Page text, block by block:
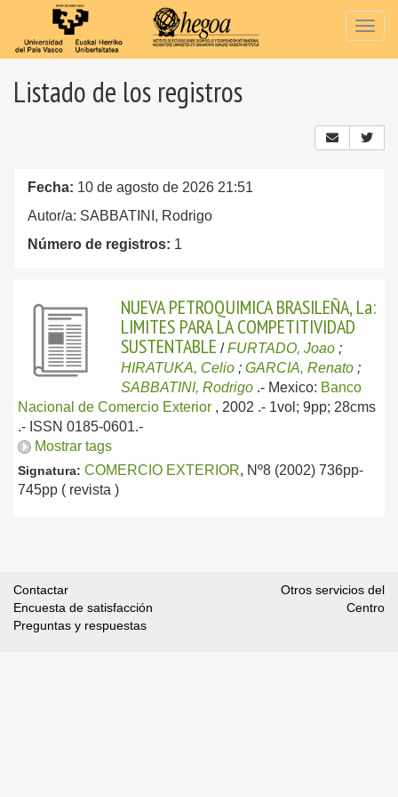
Listado de los registros
Fecha: 10 de agosto de 2026 21:51
Autor/a: SABBATINI, Rodrigo
Número de registros: 1
NUEVA PETROQUIMICA BRASILEÑA, La:
LIMITES PARA LA COMPETITIVIDAD
SUSTENTABLE /FURTADO, Joao ;
HIRATUKA, Celio ; GARCIA, Renato ;
SABBATINI, Rodrigo .- Mexico: Banco
Nacional de Comercio Exterior , 2002 .- 1vol; 9pp; 28cms
.- ISSN 0185-0601.-
Mostrar tags
Signatura: COMERCIO EXTERIOR, Nº8 (2002) 736pp-
745pp ( revista )
Contactar
Encuesta de satisfacción
Preguntas y respuestas
Otros servicios del
Centro